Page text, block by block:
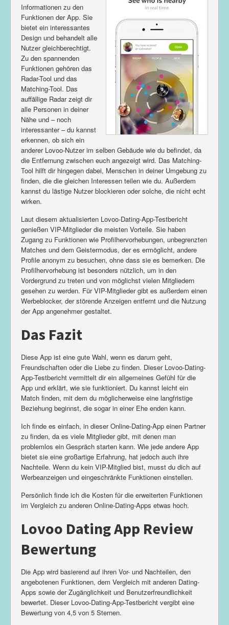
Informationen zu den
Funktionen der App. Sie
bietet ein interessantes
Design und behandelt alle
Nutzer gleichberechtigt.
Zu den spannenden
Funktionen gehören das
Radar-Tool und das
Matching-Tool. Das
auffällige Radar zeigt dir
alle Personen in deiner
Nähe und – noch
interessanter – du kannst
erkennen, ob sich ein
anderer Lovoo-Nutzer im selben Gebäude wie du befindet, da
die Entfernung zwischen euch angezeigt wird. Das Matching-
Tool hilft dir hingegen dabei, Menschen in deiner Umgebung zu
finden, die die gleichen Interessen teilen wie du. Außerdem
kannst du lästige Nutzer blockieren oder solche, die nicht echt
wirken.
Laut diesem aktualisierten Lovoo-Dating-App-Testbericht
genießen VIP-Mitglieder die meisten Vorteile. Sie haben
Zugang zu Funktionen wie Profilhervorhebungen, unbegrenzten
Matches und dem Geistermodus, der es ermöglicht, andere
Profile anonym zu besuchen, ohne dass sie es bemerken. Die
Profilhervorhebung ist besonders nützlich, um in den
Vordergrund zu treten und von möglichst vielen Mitgliedern
gesehen zu werden. Für VIP-Mitglieder gibt es außerdem einen
Werbeblocker, der störende Anzeigen entfernt und die Nutzung
der App angenehmer gestaltet.
Das Fazit
Diese App ist eine gute Wahl, wenn es darum geht,
Freundschaften oder die Liebe zu finden. Dieser Lovoo-Dating-
App-Testbericht vermittelt dir ein allgemeines Gefühl für die
App und erklärt, wie sie funktioniert. Du kannst leicht ein
Match finden, mit dem du möglicherweise eine langfristige
Beziehung beginnst, die sogar in einer Ehe enden kann.
Ich finde es einfach, in dieser Online-Dating-App einen Partner
zu finden, da es viele Mitglieder gibt, mit denen man
problemlos ein Gespräch starten kann. Wie jede andere App
bietet sie eine großartige Erfahrung, hat jedoch auch ihre
Nachteile. Wenn du kein VIP-Mitglied bist, musst du dich auf
Werbeanzeigen und eingeschränkte Funktionen einstellen.
Persönlich finde ich die Kosten für die erweiterten Funktionen
im Vergleich zu anderen Online-Dating-Apps etwas hoch.
Lovoo Dating App Review
Bewertung
Die App wird basierend auf ihren Vor- und Nachteilen, den
angebotenen Funktionen, dem Vergleich mit anderen Dating-
Apps sowie der Zugänglichkeit und Benutzerfreundlichkeit
bewertet. Dieser Lovoo-Dating-App-Testbericht vergibt eine
Bewertung von 4,5 von 5 Sternen.